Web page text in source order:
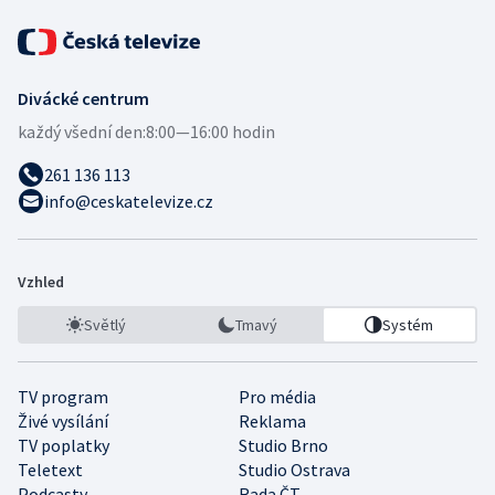
Divácké centrum
každý všední den:8:00—16:00 hodin
261 136 113
info@ceskatelevize.cz
Vzhled
Světlý Tmavý Systém
TV program
Pro média
Živé vysílání
Reklama
TV poplatky
Studio Brno
Teletext
Studio Ostrava